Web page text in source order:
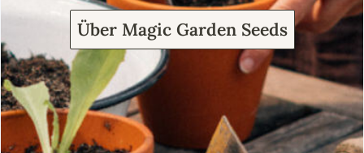
Über Magic Garden Seeds